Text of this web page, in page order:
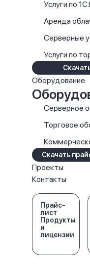
Услуги по
Аренда
Серверные
Услуги по
Оборудование
Серверное
Торговое
Скачать
Проекты
Контакты
Прайс-
лист
Продукты
и
лицензии